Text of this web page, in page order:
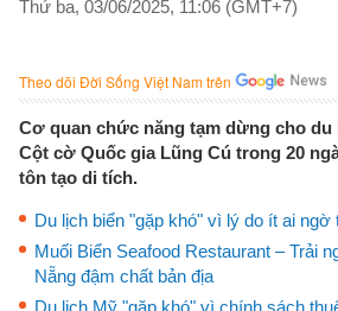
Thứ ba, 03/06/2025, 11:06 (GMT+7)
Theo dõi Đời Sống Việt Nam trên
Cơ quan chức năng tạm dừng cho du
Cột cờ Quốc gia Lũng Cú trong 20
tôn tạo di tích.
Du lịch biển "gặp khó" vì lý do ít ai ngờ
Muối Biển Seafood Restaurant – Trải
Nẵng đậm chất bản địa
Du lịch Mỹ "gặp khó" vì chính sách